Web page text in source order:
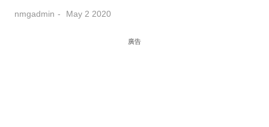
nmgadmin May 2 2020
廣告